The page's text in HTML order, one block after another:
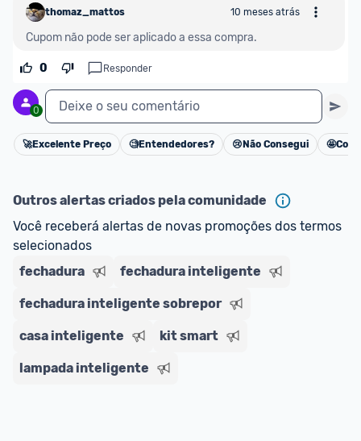
thomaz_mattos 10 meses atrás
Cupom não pode ser aplicado a essa compra.
0 Responder
0 Deixe o seu comentário
Cancelar
🚀Excelente Preço 🧐Entendedores? 😢 Não Consegui 🤩
Outros alertas criados pela comunidade
Você receberá alertas de novas promoções dos termos
selecionados
fechadura
fechadura inteligente
fechadura inteligente sobrepor
casa inteligente kit smart
lampada inteligente